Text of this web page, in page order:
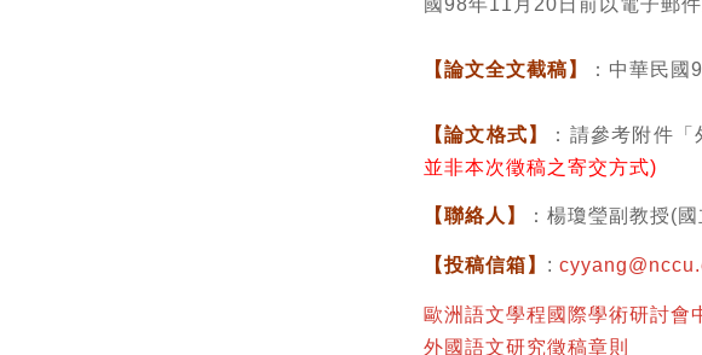
【論文全文截稿】 ：中華民國
【論文格式】 ：請參考附件「
並非本次徵稿之寄交方式)
【聯絡人】 ：楊瓊瑩副教授(
【投稿信箱】 :
歐洲語文學程國際學術研討會
外國語文研究徵稿章則